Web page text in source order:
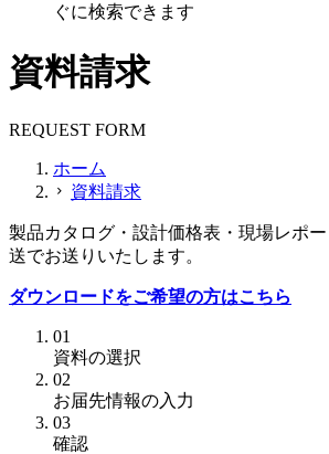
ぐに検索できます
資料請求
REQUEST FORM
ホーム
chevron_right 資料請求
製品カタログ・設計価格表・現場レポ
送でお送りいたします。
ダウンロードをご希望の方はこちら
01
資料の選択
02
お届先情報の入力
03
確認